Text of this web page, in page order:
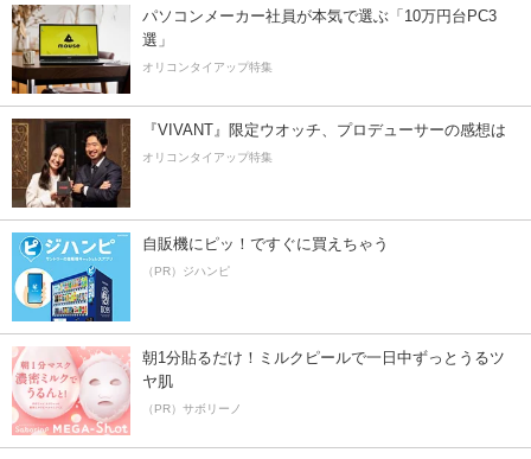
パソコンメーカー社員が本気で選ぶ「10万円台PC3
選」
オリコンタイアップ特集
『VIVANT』限定ウオッチ、プロデューサーの感想は
オリコンタイアップ特集
自販機にピッ！ですぐに買えちゃう
（PR）ジハンピ
朝1分貼るだけ！ミルクピールで一日中ずっとうるツ
ヤ肌
（PR）サボリーノ